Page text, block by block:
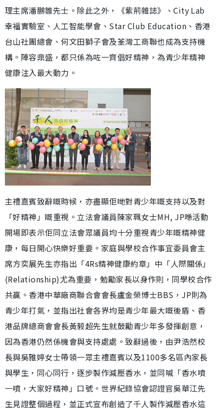
理主席潘鵬雛先士。除此之外，《紫荊雜誌》、City Lab
幸福實驗室、人工智能學會、Star Club Education、香港
台山社團總會、何文田獅子會及荃灣工商聯也成為支持機
構。陣容鼎盛，都只係為咗一齊倡好精神，為青少年精神
健康注入最大動力。
主禮嘉賓致辭嘅時候，亦盡顯佢哋對青少年嘅支持以及對
「好精神」嘅重視。立法會議員陳家珮女士MH, JP喺活動
開場即表示佢同立法會眾議員均十分重視青少年嘅精神健
康，每日開心快樂好重要。家庭與學校合作事宜委員會主
席方奕展先生亦指出「4Rs精神健康約章」中「人際關係」
(Relationship)尤為重要，勉勵家長以身作則，同學校合作
共贏。香港中華廠商聯合會會長盧金榮博士BBS，JP則為
青少年打氣，並指出社會各界均是青少年最大嘅後盾、香
港品牌總商會會長黃毅超先生就鼓勵青少年多發揮創意，
因為香港仍然係機會與支持處處。致辭過後，由尹浩然校
長與吳雅婷女士帶領一眾主禮嘉賓以及1100多名區內家長
與學生，同心同行，逐步製作減壓香水，並同喊「香水噴
一噴，大家好精神」口號。世界紀錄協會認證官吳華江先
生見證整個過程，並正式宣布創造了千人製作減壓香水這